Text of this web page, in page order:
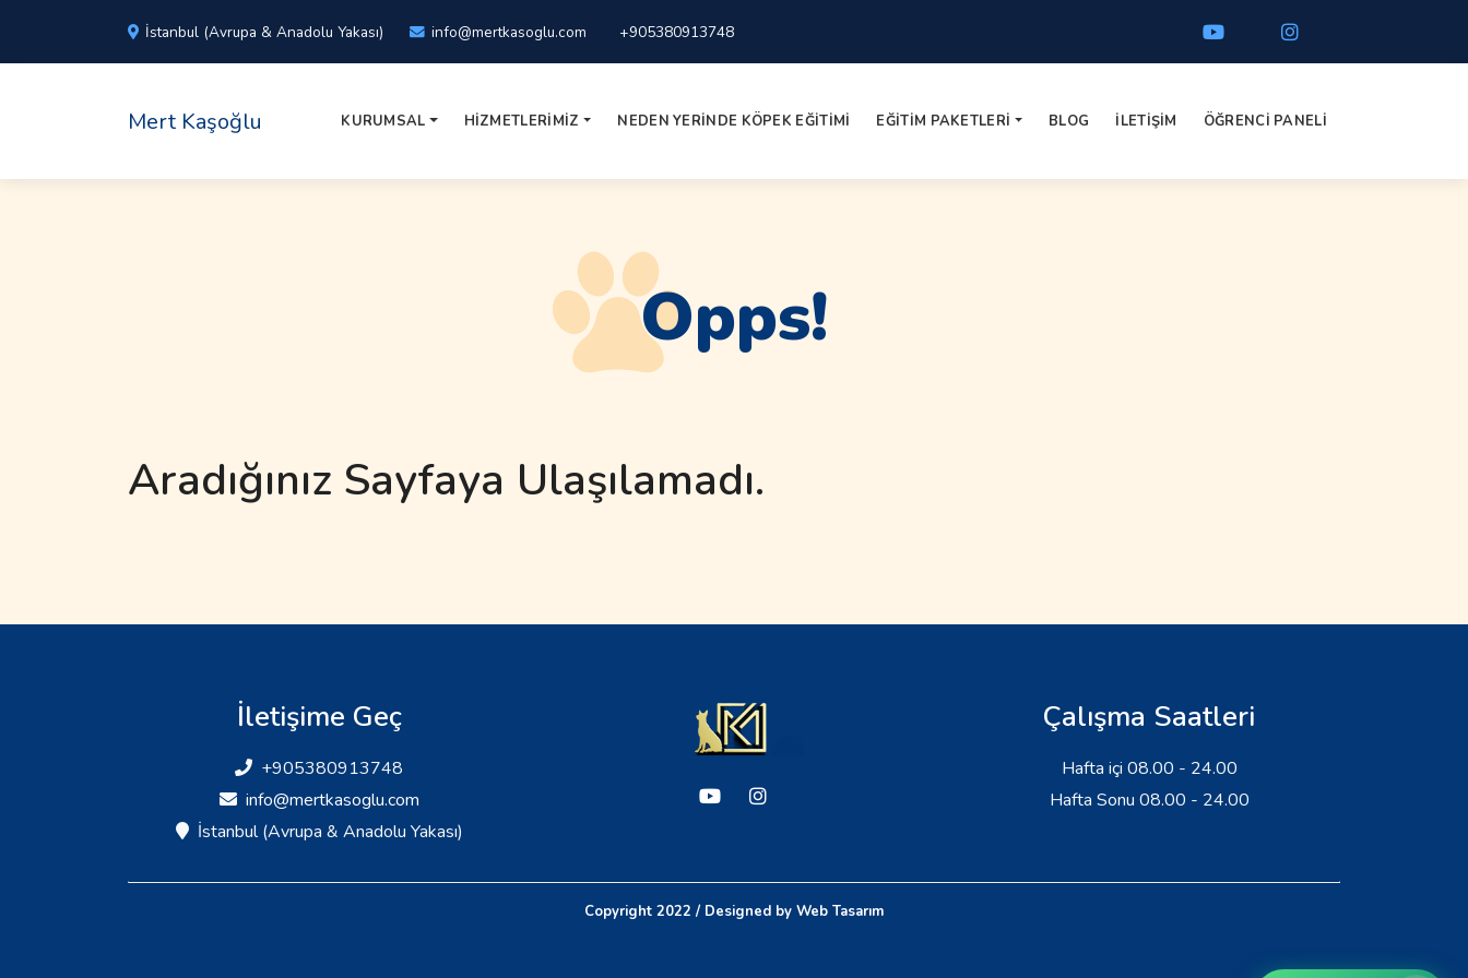
İstanbul (Avrupa & Anadolu Yakası) info@mertkasoglu.com +905380913748
Mert Kaşoğlu KURUMSAL HIZMETLERIMIZ NEDEN YERINDE KÖPEK EĞITIMI EĞITIM PAKETLERI BLOG İLETIŞIM ÖĞRENCI PANELI
Opps!
Aradığınız Sayfaya Ulaşılamadı.
İletişime Geç
+905380913748
info@mertkasoglu.com
İstanbul (Avrupa & Anadolu Yakası)
Çalışma Saatleri
Hafta içi 08.00 - 24.00
Hafta Sonu 08.00 - 24.00
Copyright 2022 / Designed by Web Tasarım